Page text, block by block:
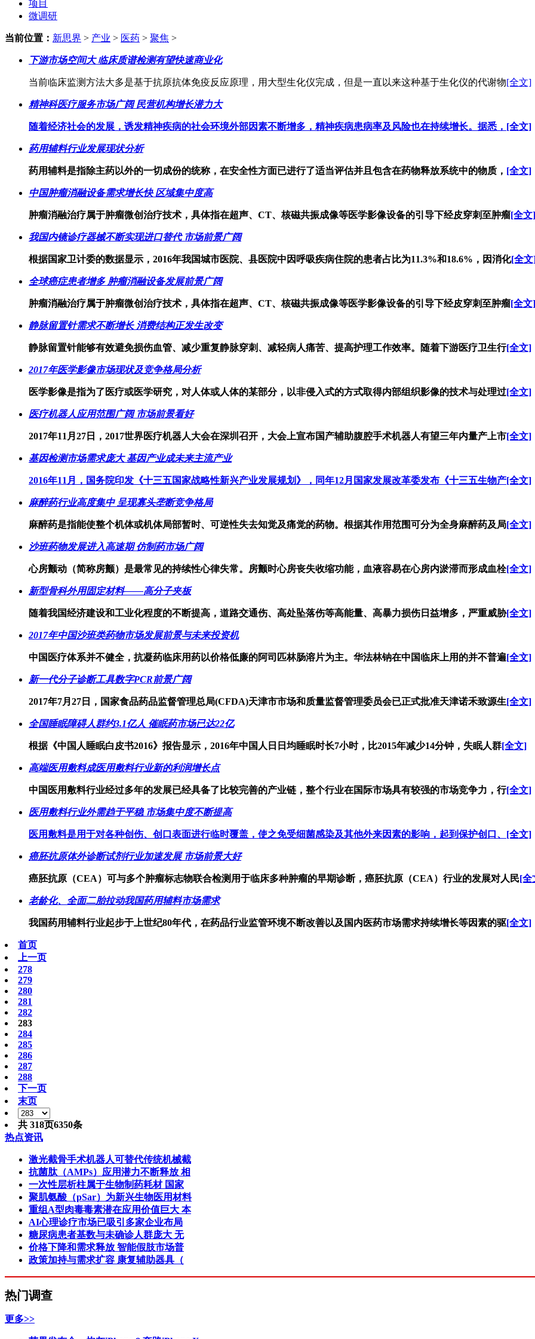
项目
微调研
当前位置： 新思界 > 产业 > 医药 > 聚焦 >
下游市场空间大 临床质谱检测有望快速商业化
当前临床监测方法大多是基于抗原抗体免疫反应原理，用大型生化仪完成，但是一直以来这种基于生化仪的代谢物[全文]
精神科医疗服务市场广阔 民营机构增长潜力大
随着经济社会的发展，诱发精神疾病的社会环境外部因素不断增多，精神疾病患病率及风险也在持续增长。据悉， [全文]
药用辅料行业发展现状分析
药用辅料是指除主药以外的一切成份的统称，在安全性方面已进行了适当评估并且包含在药物释放系统中的物质， [全文]
中国肿瘤消融设备需求增长快 区域集中度高
肿瘤消融治疗属于肿瘤微创治疗技术，具体指在超声、CT、核磁共振成像等医学影像设备的引导下经皮穿刺至肿瘤[全文]
我国内镜诊疗器械不断实现进口替代 市场前景广阔
根据国家卫计委的数据显示，2016年我国城市医院、县医院中因呼吸疾病住院的患者占比为11.3%和18.6%，因消化[全文
全球癌症患者增多 肿瘤消融设备发展前景广阔
肿瘤消融治疗属于肿瘤微创治疗技术，具体指在超声、CT、核磁共振成像等医学影像设备的引导下经皮穿刺至肿瘤[全文]
静脉留置针需求不断增长 消费结构正发生改变
静脉留置针能够有效避免损伤血管、减少重复静脉穿刺、减轻病人痛苦、提高护理工作效率。随着下游医疗卫生行[全文]
2017年医学影像市场现状及竞争格局分析
医学影像是指为了医疗或医学研究，对人体或人体的某部分，以非侵入式的方式取得内部组织影像的技术与处理过[全文]
医疗机器人应用范围广阔 市场前景看好
2017年11月27日，2017世界医疗机器人大会在深圳召开，大会上宣布国产辅助腹腔手术机器人有望三年内量产上市[全文]
基因检测市场需求庞大 基因产业成未来主流产业
2016年11月，国务院印发《十三五国家战略性新兴产业发展规划》，同年12月国家发展改革委发布《十三五生物产[全文]
麻醉药行业高度集中 呈现寡头垄断竞争格局
麻醉药是指能使整个机体或机体局部暂时、可逆性失去知觉及痛觉的药物。根据其作用范围可分为全身麻醉药及局[全文]
沙班药物发展进入高速期 仿制药市场广阔
心房颤动（简称房颤）是最常见的持续性心律失常。房颤时心房丧失收缩功能，血液容易在心房内淤滞而形成血栓[全文]
新型骨科外用固定材料——高分子夹板
随着我国经济建设和工业化程度的不断提高，道路交通伤、高处坠落伤等高能量、高暴力损伤日益增多，严重威胁[全文]
2017年中国沙班类药物市场发展前景与未来投资机
中国医疗体系并不健全，抗凝药临床用药以价格低廉的阿司匹林肠溶片为主。华法林钠在中国临床上用的并不普遍[全文]
新一代分子诊断工具数字PCR前景广阔
2017年7月27日，国家食品药品监督管理总局(CFDA)天津市市场和质量监督管理委员会已正式批准天津诺禾致源生[全文]
全国睡眠障碍人群约3.1亿人 催眠药市场已达22亿
根据《中国人睡眠白皮书2016》报告显示，2016年中国人日日均睡眠时长7小时，比2015年减少14分钟，失眠人群[全文]
高端医用敷料成医用敷料行业新的利润增长点
中国医用敷料行业经过多年的发展已经具备了比较完善的产业链，整个行业在国际市场具有较强的市场竞争力，行[全文]
医用敷料行业外需趋于平稳 市场集中度不断提高
医用敷料是用于对各种创伤、创口表面进行临时覆盖，使之免受细菌感染及其他外来因素的影响，起到保护创口、 [全文]
癌胚抗原体外诊断试剂行业加速发展 市场前景大好
癌胚抗原（CEA）可与多个肿瘤标志物联合检测用于临床多种肿瘤的早期诊断，癌胚抗原（CEA）行业的发展对人民[全
老龄化、全面二胎拉动我国药用辅料市场需求
我国药用辅料行业起步于上世纪80年代，在药品行业监管环境不断改善以及国内医药市场需求持续增长等因素的驱[全文]
首页
上一页
278
279
280
281
282
283
284
285
286
287
288
下一页
末页
共 318页6350条
热点资讯
激光截骨手术机器人可替代传统机械截
抗菌肽（AMPs）应用潜力不断释放 相
一次性层析柱属于生物制药耗材 国家
聚肌氨酸（pSar）为新兴生物医用材料
重组A型肉毒毒素潜在应用价值巨大 本
AI心理诊疗市场已吸引多家企业布局
糖尿病患者基数与未确诊人群庞大 无
价格下降和需求释放 智能假肢市场普
政策加持与需求扩容 康复辅助器具（
热门调查
更多>>